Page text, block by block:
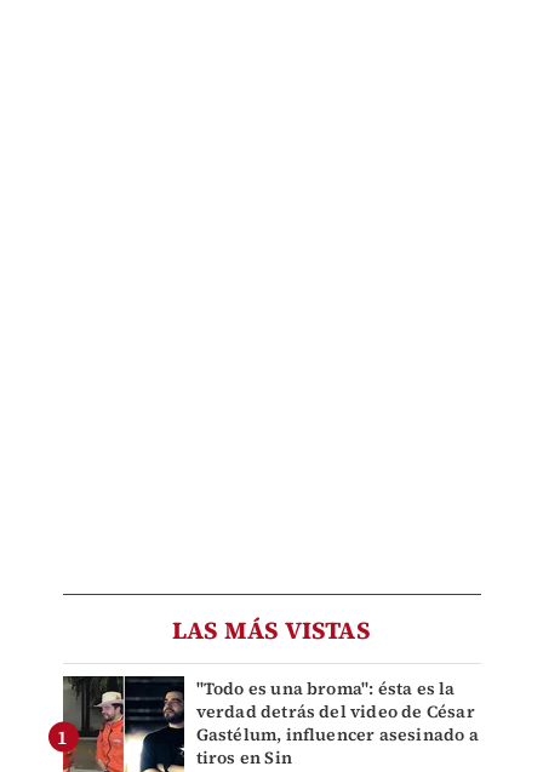
LAS MÁS VISTAS
"Todo es una broma": ésta es la
verdad detrás del video de César
Gastélum, influencer asesinado a
tiros en Sin